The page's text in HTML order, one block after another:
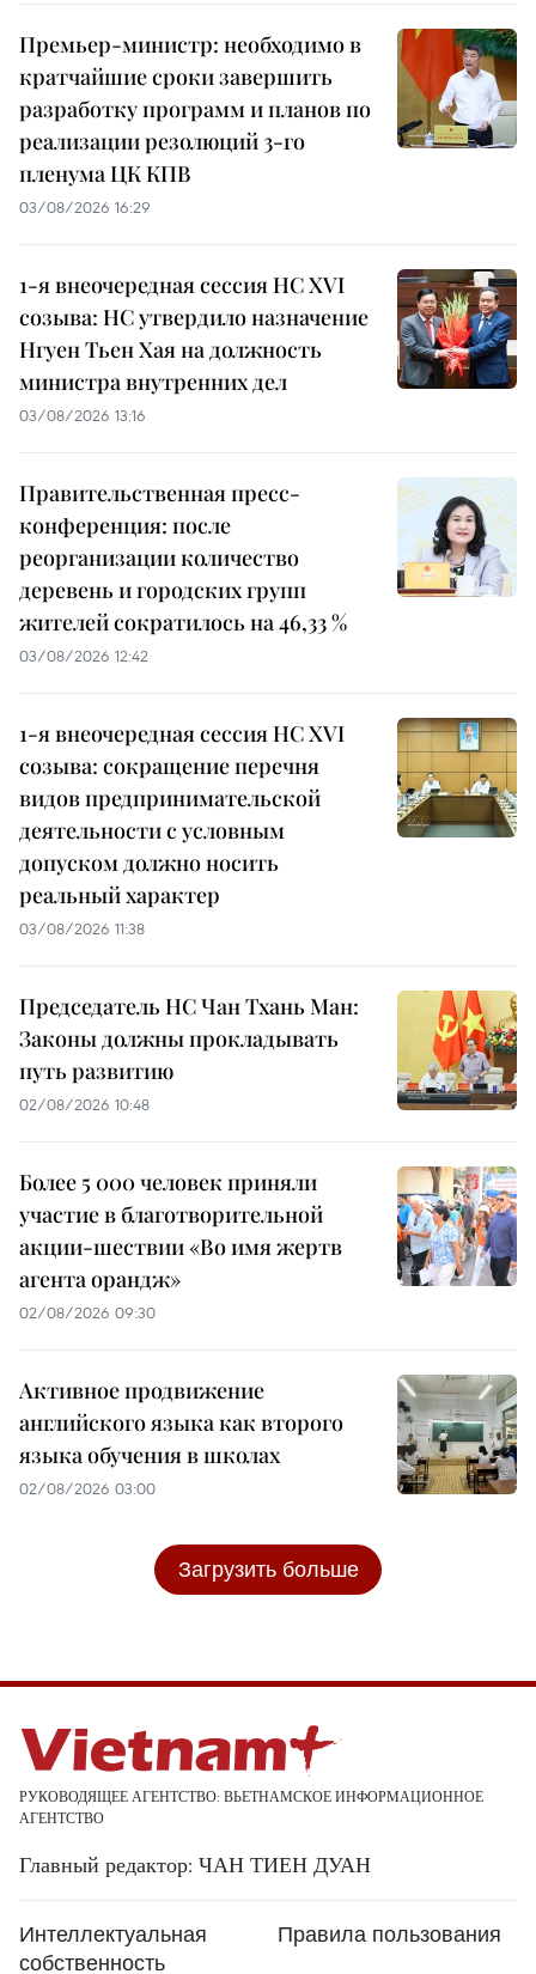
Премьер-министр: необходимо в
кратчайшие сроки завершить
разработку программ и планов по
реализации резолюций 3-го
пленума ЦК КПВ
03/08/2026 16:29
1-я внеочередная сессия НС XVI
созыва: НС утвердило назначение
Нгуен Тьен Хая на должность
министра внутренних дел
03/08/2026 13:16
Правительственная пресс-
конференция: после
реорганизации количество
деревень и городских групп
жителей сократилось на 46,33 %
03/08/2026 12:42
1-я внеочередная сессия НС XVI
созыва: сокращение перечня
видов предпринимательской
деятельности с условным
допуском должно носить
реальный характер
03/08/2026 11:38
Председатель НС Чан Тхань Ман:
Законы должны прокладывать
путь развитию
02/08/2026 10:48
Более 5 000 человек приняли
участие в благотворительной
акции-шествии «Во имя жертв
агента орандж»
02/08/2026 09:30
Активное продвижение
английского языка как второго
языка обучения в школах
02/08/2026 03:00
Загрузить больше
РУКОВОДЯЩЕЕ АГЕНТСТВО: ВЬЕТНАМСКОЕ ИНФОРМАЦИОННОЕ
АГЕНТСТВО
Главный редактор: ЧАН ТИЕН ДУАН
Интеллектуальная
собственность
Правила пользования